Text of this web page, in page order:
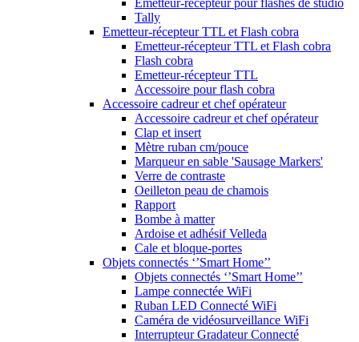
Emetteur-récepteur pour flashes de studio
Tally
Emetteur-récepteur TTL et Flash cobra
Emetteur-récepteur TTL et Flash cobra
Flash cobra
Emetteur-récepteur TTL
Accessoire pour flash cobra
Accessoire cadreur et chef opérateur
Accessoire cadreur et chef opérateur
Clap et insert
Mètre ruban cm/pouce
Marqueur en sable 'Sausage Markers'
Verre de contraste
Oeilleton peau de chamois
Rapport
Bombe à matter
Ardoise et adhésif Velleda
Cale et bloque-portes
Objets connectés ‘’Smart Home’’
Objets connectés ‘’Smart Home’’
Lampe connectée WiFi
Ruban LED Connecté WiFi
Caméra de vidéosurveillance WiFi
Interrupteur Gradateur Connecté